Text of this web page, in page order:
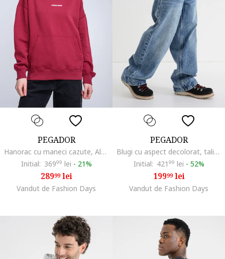
PEGADOR
Hanorac cu maneci cazute, Alb/Visiniu
Initial: 36999 lei - 21%
28999lei
Vandut de Fashion Days
PEGADOR
Blugi cu aspect decolorat, talie joasa si croiala ampla, Albastru
Initial: 421 99 lei - 52%
19999lei
Vandut de Fashion Days